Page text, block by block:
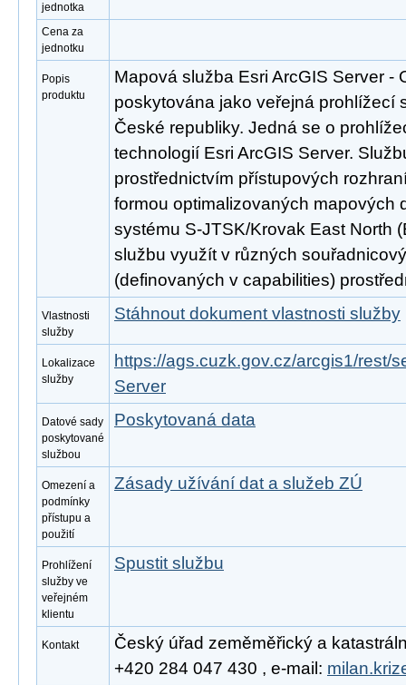
jednotka
Cena za
jednotku
Popis
produktu
Mapová služba Esri ArcGIS Server -
poskytována jako veřejná prohlížecí
České republiky. Jedná se o
technologií Esri ArcGIS Server.
prostřednictvím přístupových
formou optimalizovaných mapových
systému S-JTSK/Krovak East North
službu využít v různých
(definovaných v capabilities)
Vlastnosti
služby
Stáhnout dokument vlastnosti služby
Lokalizace
služby
https://ags.cuzk.gov.cz/arcgis1/rest/
Server
Datové sady
poskytované
službou
Poskytovaná data
Omezení a
podmínky
přístupu a
použití
Zásady užívání dat a služeb ZÚ
Prohlížení
služby ve
veřejném
klientu
Spustit službu
Kontakt
Český úřad zeměměřický a
+420 284 047 430 , e-mail: